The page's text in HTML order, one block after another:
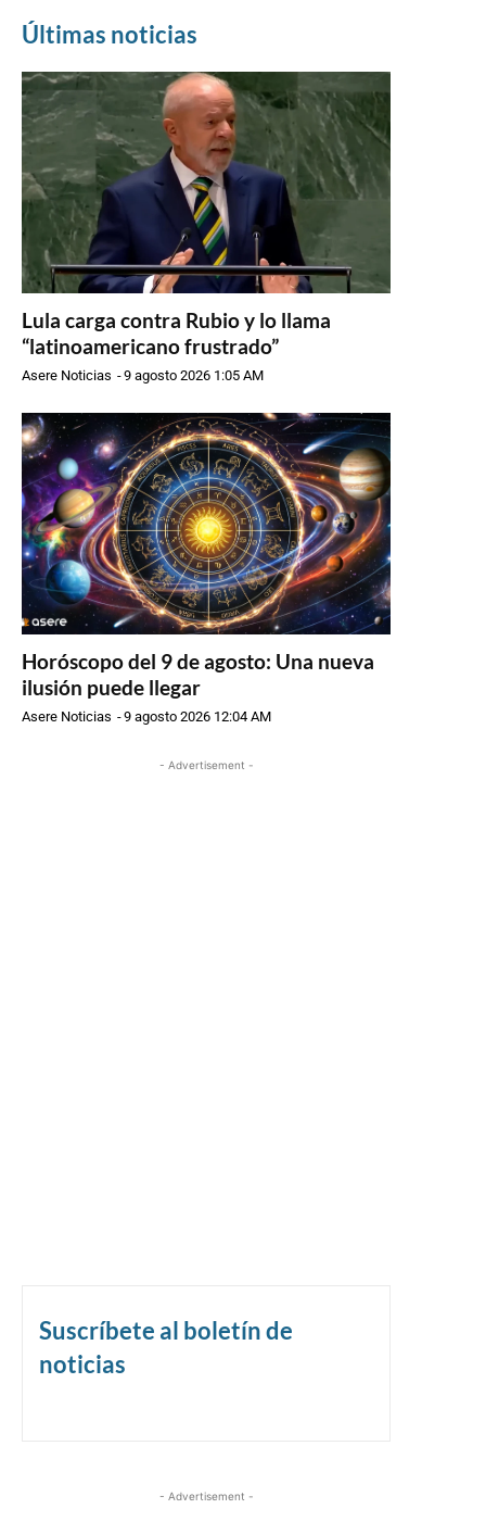
Últimas noticias
Lula carga contra Rubio y lo llama
“latinoamericano frustrado”
Asere Noticias -9 agosto 2026 1:05 AM
Horóscopo del 9 de agosto: Una nueva
ilusión puede llegar
Asere Noticias -9 agosto 2026 12:04 AM
- Advertisement -
Suscríbete al boletín de
noticias
- Advertisement -